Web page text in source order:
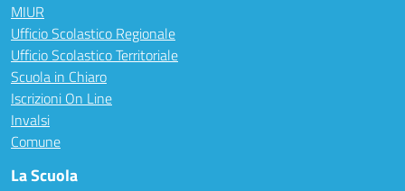
MIUR
Ufficio Scolastico Regionale
Ufficio Scolastico Territoriale
Scuola in Chiaro
Iscrizioni On Line
Invalsi
Comune
La Scuola